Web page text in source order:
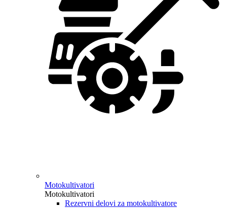
Motokultivatori
Motokultivatori
Rezervni delovi za motokultivatore